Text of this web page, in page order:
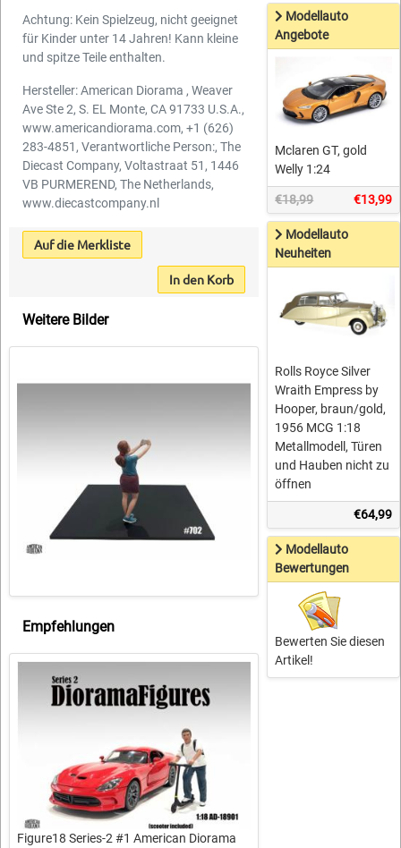
Achtung: Kein Spielzeug, nicht geeignet
für Kinder unter 14 Jahren! Kann kleine
und spitze Teile enthalten.
Hersteller: American Diorama , Weaver
Ave Ste 2, S. EL Monte, CA 91733 U.S.A.,
www.americandiorama.com, +1 (626)
283-4851, Verantwortliche Person:, The
Diecast Company, Voltastraat 51, 1446
VB PURMEREND, The Netherlands,
www.diecastcompany.nl
Auf die Merkliste
In den Korb
Weitere Bilder
Empfehlungen
Figure18 Series-2 #1 American Diorama
Modellauto
Angebote
Mclaren GT, gold
Welly 1:24
€18,99 €13,99
Modellauto
Neuheiten
Rolls Royce Silver
Wraith Empress by
Hooper, braun/gold,
1956 MCG 1:18
Metallmodell, Türen
und Hauben nicht zu
öffnen
€64,99
Modellauto
Bewertungen
Bewerten Sie diesen
Artikel!